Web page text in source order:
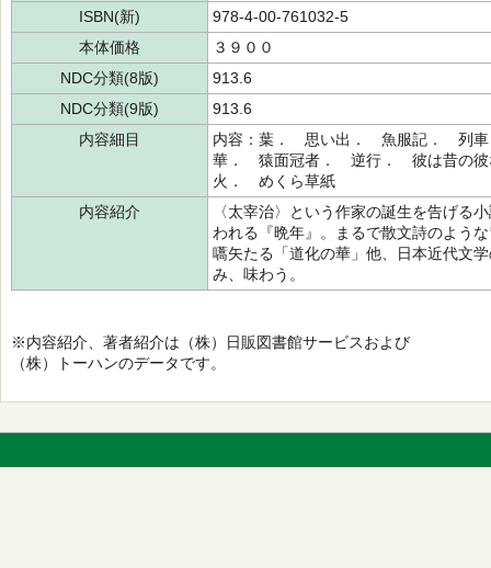
ISBN(新)
978-4-00-761032-5
本体価格
３９００
NDC分類(8版)
913.6
NDC分類(9版)
913.6
内容細目
内容：葉． 思い出． 魚服記． 列
華． 猿面冠者． 逆行． 彼は昔の
火． めくら草紙
内容紹介
〈太宰治〉という作家の誕生を告げる
われる『晩年』。まるで散文詩のよう
嚆矢たる「道化の華」他、日本近代文
み、味わう。
※内容紹介、著者紹介は（株）日販図書館サービスおよび
（株）トーハンのデータです。